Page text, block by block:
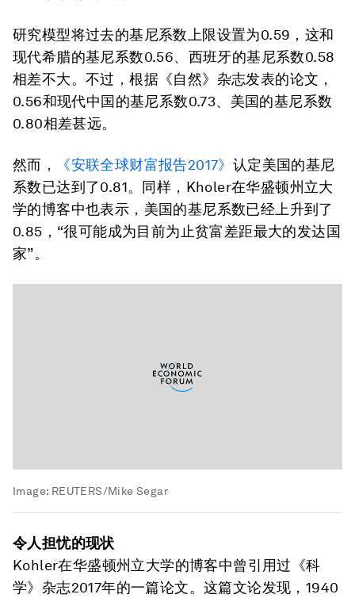
研究模型将过去的基尼系数上限设置为0.59，这和
现代希腊的基尼系数0.56、西班牙的基尼系数0.58
相差不大。不过，根据《自然》杂志发表的论文，
0.56和现代中国的基尼系数0.73、美国的基尼系数
0.80相差甚远。
然而， 《安联全球财富报告2017》 认定美国的基尼
系数已达到了0.81。同样，Kholer在华盛顿州立大
学的博客中也表示，美国的基尼系数已经上升到了
0.85，“很可能成为目前为止贫富差距最大的发达国
家”。
Image: REUTERS/Mike Segar
令人担忧的现状
Kohler在华盛顿州立大学的博客中曾引用过《科
学》杂志2017年的一篇论文。这篇文论发现，1940